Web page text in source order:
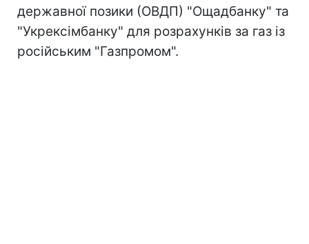
державної позики (ОВДП) "Ощадбанку" та
"Укрексімбанку" для розрахунків за газ із
російським "Газпромом".